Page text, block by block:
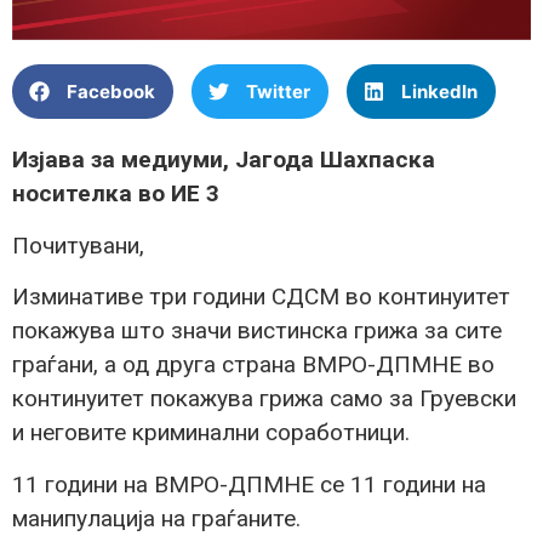
Facebook Twitter LinkedIn
Изјава за медиуми, Јагода Шахпаска
носителка во ИЕ 3
Почитувани,
Изминативе три години СДСМ во континуитет
покажува што значи вистинска грижа за сите
граѓани, а од друга страна ВМРО-ДПМНЕ во
континуитет покажува грижа само за Груевски
и неговите криминални соработници.
11 години на ВМРО-ДПМНЕ се 11 години на
манипулација на граѓаните.